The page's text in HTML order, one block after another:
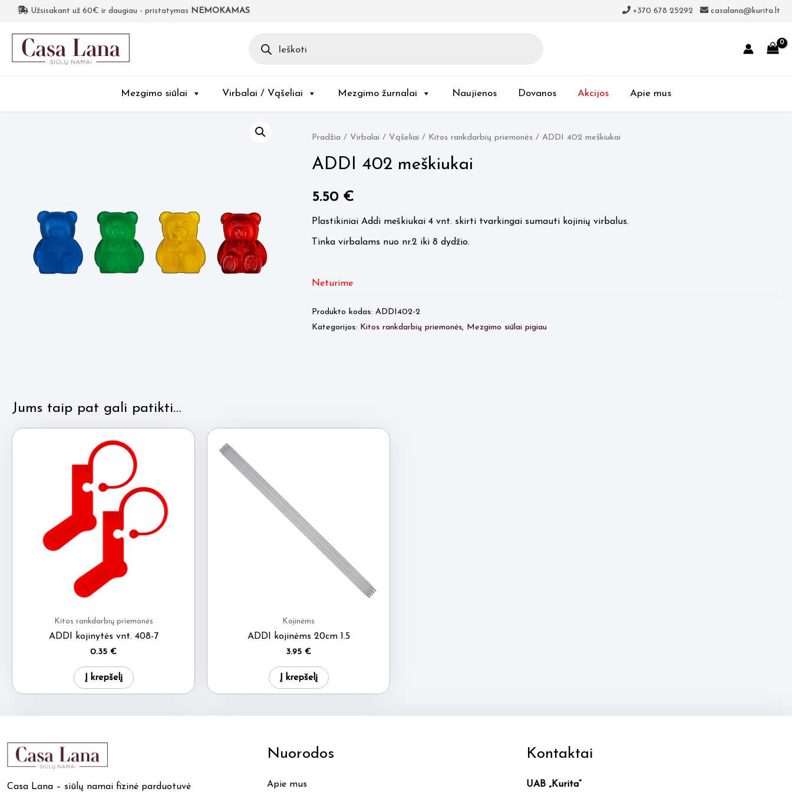
Užsisakant už 60€ ir daugiau - pristatymas NEMOKAMAS +370 678 25292 casalana@kurita.lt
search
Mezgimo siūlai Virbalai / Vąšeliai Mezgimo žurnalai Naujienos Dovanos Akcijos Apie mus
Pradžia / Virbalai / Vąšeliai / Kitos rankdarbių priemonės/ ADDI 402 meškiukai
ADDI 402 meškiukai
5.50 €
Plastikiniai Addi meškiukai 4 vnt. skirti tvarkingai sumauti kojinių virbalus.
Tinka virbalams nuo nr.2 iki 8 dydžio.
Neturime
Produkto kodas: ADDI402-2
Kategorijos: Kitos rankdarbių priemonės, Mezgimo siūlai pigiau
Jums taip pat gali patikti…
Kitos rankdarbių priemonės
ADDI kojinytės vnt. 408-7
0.35 €
Į krepšelį
Kojinėms
ADDI kojinėms 20cm 1.5
3.95 €
Į krepšelį
Casa Lana – siūlų namai fizinė parduotuvė
Nuorodos
Apie mus
Kontaktai
UAB „Kurita”